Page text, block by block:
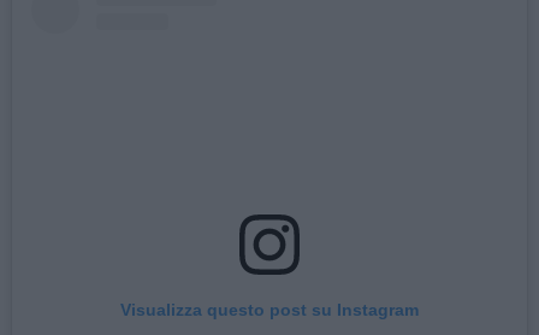
Visualizza questo post su Instagram